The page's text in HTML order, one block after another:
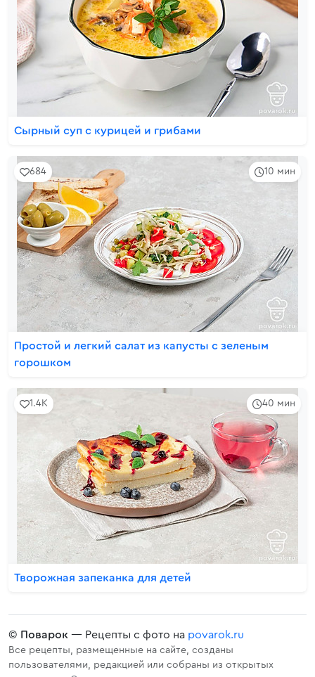
Сырный суп с курицей и грибами
10 мин
684
Простой и легкий салат из капусты с зеленым
горошком
40 мин
1.4K
Творожная запеканка для детей
© Поварок — Рецепты с фото на povarok.ru
Все рецепты, размещенные на сайте, созданы
пользователями, редакцией или собраны из открытых